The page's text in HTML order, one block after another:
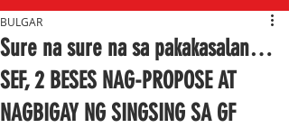
Sure na sure na sa pakakasalan…
SEF, 2 BESES NAG-PROPOSE AT
NAGBIGAY NG SINGSING SA GF
BULGAR